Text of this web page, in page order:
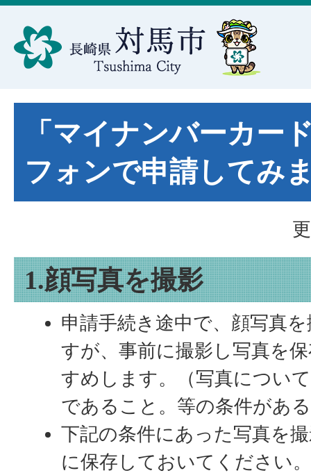
「マイナンバーカー
フォンで申請してみ
1.顔写真を撮影
申請手続き途中で、顔写真
すが、事前に撮影し写真を
すめします。（写真につい
であること。等の条件があ
下記の条件にあった写真を
に保存しておいてください